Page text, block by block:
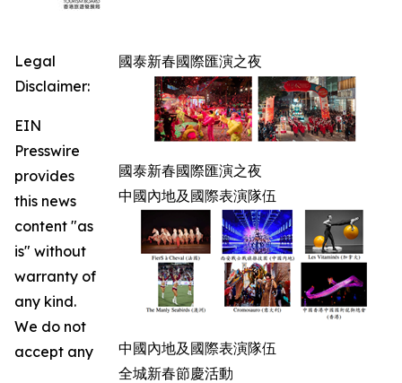
國泰新春國際匯演之夜
國泰新春國際匯演之夜
中國內地及國際表演隊伍
中國內地及國際表演隊伍
全城新春節慶活動
Legal
Disclaimer:
EIN
Presswire
provides
this news
content "as
is" without
warranty of
any kind.
We do not
accept any